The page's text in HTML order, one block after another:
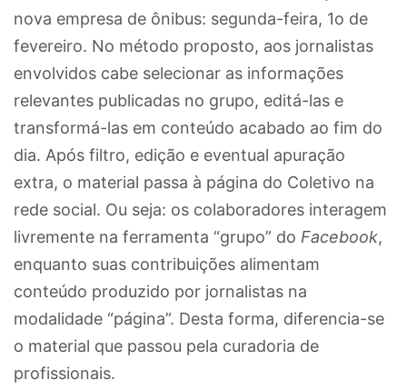
nova empresa de ônibus: segunda-feira, 1o de
fevereiro. No método proposto, aos jornalistas
envolvidos cabe selecionar as informações
relevantes publicadas no grupo, editá-las e
transformá-las em conteúdo acabado ao fim do
dia. Após filtro, edição e eventual apuração
extra, o material passa à página do Coletivo na
rede social. Ou seja: os colaboradores interagem
livremente na ferramenta “grupo” do Facebook,
enquanto suas contribuições alimentam
conteúdo produzido por jornalistas na
modalidade “página”. Desta forma, diferencia-se
o material que passou pela curadoria de
profissionais.